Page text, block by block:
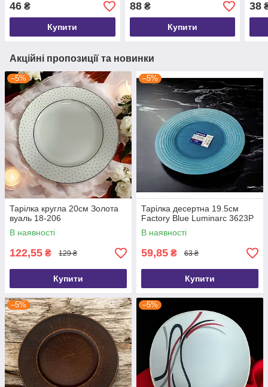
46 ₴
Купити
88₴
Купити
38
Акційні пропозиції та новинки
–5%
Тарілка кругла 20см Золота
вуаль 18-206
В наявності
122,55 ₴ 129 ₴
Купити
–5%
Тарілка десертна 19.5см
Factory Blue Luminarc 3623P
В наявності
59,85 ₴ 63 ₴
Купити
–5% –5%